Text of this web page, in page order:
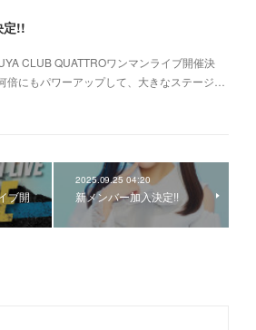
定!!
CLUB QUATTROワンマンライブ開催決
倍にもパワーアップして、大きなステージ…
ブ開
2025.09.25 04:20
新メンバー加入決定!!